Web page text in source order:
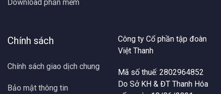
Download phần mềm
Chính sách
Chính sách giao dịch chung
Bảo mật thông tin
Công ty Cổ phần tập đoàn
Việt Thanh
Mã số thuế: 2802964852
Do Sở KH & ĐT Thanh Hóa